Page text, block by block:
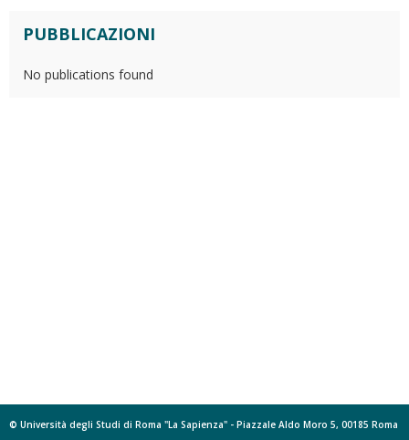
PUBBLICAZIONI
No publications found
© Università degli Studi di Roma "La Sapienza" - Piazzale Aldo Moro 5, 00185 Roma